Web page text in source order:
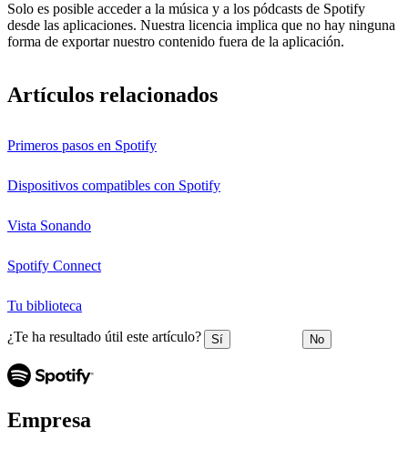
Solo es posible acceder a la música y a los pódcasts de Spotify
desde las aplicaciones. Nuestra licencia implica que no hay ninguna
forma de exportar nuestro contenido fuera de la aplicación.
Artículos relacionados
Primeros pasos en Spotify
Dispositivos compatibles con Spotify
Vista Sonando
Spotify Connect
Tu biblioteca
¿Te ha resultado útil este artículo? Sí No
Empresa